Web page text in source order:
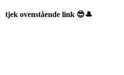
tjek ovenstående link 😎🎩